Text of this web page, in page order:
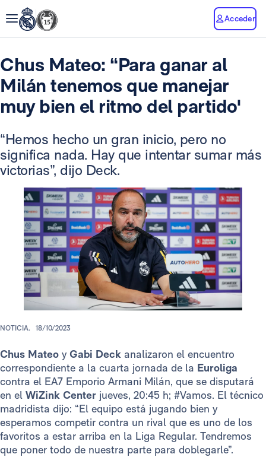
Acceder
Chus Mateo: “Para ganar al
Milán tenemos que manejar
muy bien el ritmo del partido'
“Hemos hecho un gran inicio, pero no
significa nada. Hay que intentar sumar más
victorias”, dijo Deck.
NOTICIA. 18/10/2023
Chus Mateo yGabi Deck analizaron el encuentro
correspondiente a la cuarta jornada de la Euroliga
contra el EA7 Emporio Armani Milán, que se disputará
en el WiZink Center jueves, 20:45 h; #Vamos. El técnico
madridista dijo: “El equipo está jugando bien y
esperamos competir contra un rival que es uno de los
favoritos a estar arriba en la Liga Regular. Tendremos
que poner todo de nuestra parte para doblegarle”.